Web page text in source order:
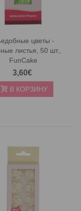
цветы -
листья, 50 шт.,
FunCake
3,60€
В КОРЗИНУ